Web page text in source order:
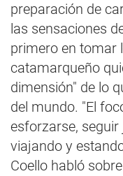
preparación de
las sensaciones
primero en tomar
catamarqueño
dimensión" de lo
del mundo. "El
esforzarse,
viajando y
Coello habló